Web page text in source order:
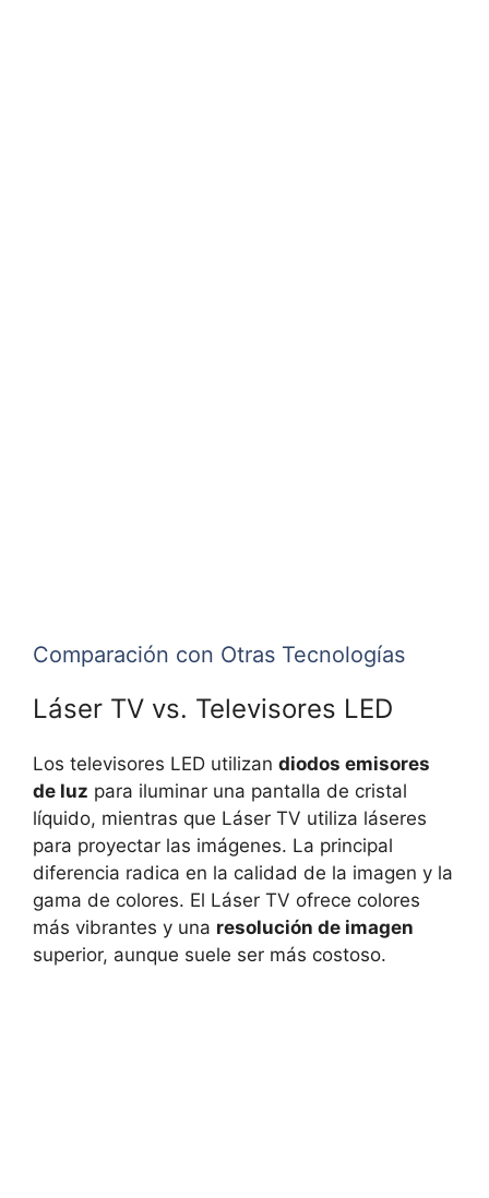
Comparación con Otras Tecnologías
Láser TV vs. Televisores LED
Los televisores LED utilizan diodos emisores
de luz para iluminar una pantalla de cristal
líquido, mientras que Láser TV utiliza láseres
para proyectar las imágenes. La principal
diferencia radica en la calidad de la imagen y la
gama de colores. El Láser TV ofrece colores
más vibrantes y una resolución de imagen
superior, aunque suele ser más costoso.